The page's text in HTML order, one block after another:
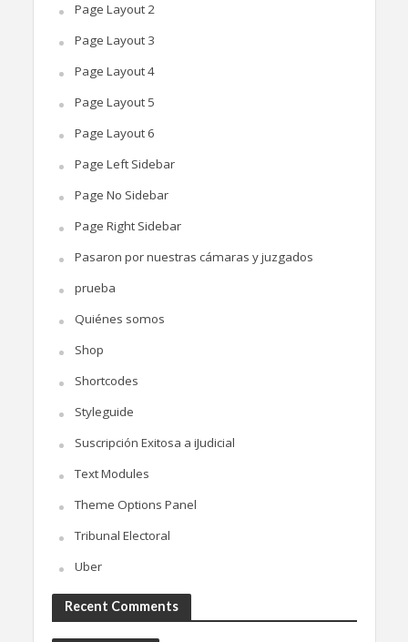
Page Layout 2
Page Layout 3
Page Layout 4
Page Layout 5
Page Layout 6
Page Left Sidebar
Page No Sidebar
Page Right Sidebar
Pasaron por nuestras cámaras y juzgados
prueba
Quiénes somos
Shop
Shortcodes
Styleguide
Suscripción Exitosa a iJudicial
Text Modules
Theme Options Panel
Tribunal Electoral
Uber
Recent Comments